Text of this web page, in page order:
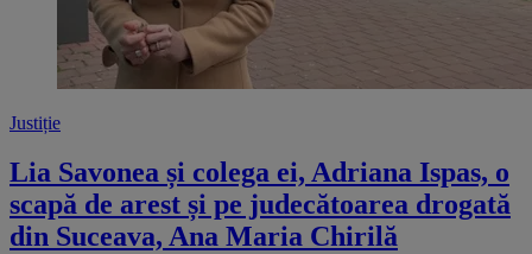
Justiție
Lia Savonea și colega ei, Adriana Ispas, o
scapă de arest și pe judecătoarea drogată
din Suceava, Ana Maria Chirilă